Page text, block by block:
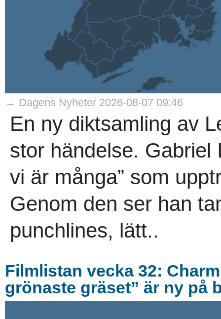
→ Dagens Nyheter 2026-08-07 09:46
En ny diktsamling av
stor händelse. Gabriel
vi är många” som
Genom den ser han
punchlines, lätt..
Filmlistan vecka 32:
grönaste gräset” är ny på